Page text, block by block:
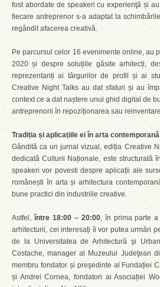
fost abordate de speakeri cu experienţă și
fiecare antreprenor s-a adaptat la
regândit afacerea creativă.
Pe parcursul celor 16 evenimente online, au
2020 și despre soluțiile găsite arhitecți,
reprezentanți ai târgurilor de profil și ai
Creative Night Talks au dat sfaturi și au
context ce a dat naștere unui ghid digital de
antreprenorii în repoziționarea sau
Tradiția și aplicațiile ei în arta contemporană
Gândită ca un jurnal vizual, ediția Creative
dedicată Culturii Naționale, este structurată
speakeri vor povesti despre aplicații ale
românești în arta și arhitectura
bune practici din industriile creative.
Astfel,între 18:00 – 20:00, în prima parte a
arhitecturii, cei interesați îi vor putea urmări
de la Universitatea de Arhitectură şi
Costache, manager al Muzeului Judeţean
membru fondator și preşedinte al Fundației
și Andrei Cornea, fondatori ai Asociației